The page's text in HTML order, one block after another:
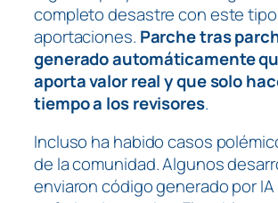
completo desastre con este
aportaciones. Parche tras
generado automáticamente
aporta valor real y que solo
tiempo a los revisores.
Incluso ha habido casos
de la comunidad. Algunos
enviaron código generado por IA